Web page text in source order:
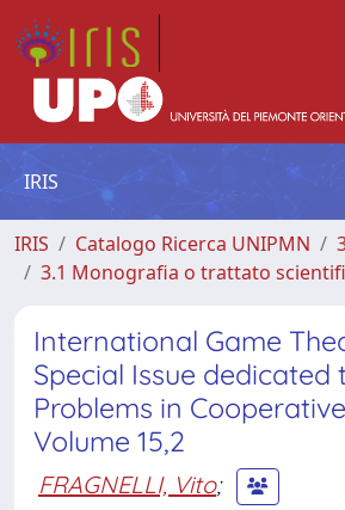
IRIS
IRIS Catalogo Ricerca UNIPMN
3.1 Monografia o trattato
International Game
Special Issue dedicated
Problems in
Volume 15,2
FRAGNELLI, Vito;